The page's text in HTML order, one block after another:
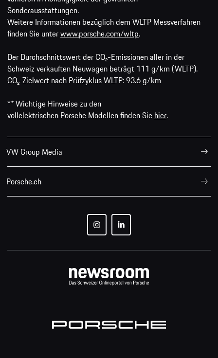
Sonderausstattungen.
Weitere Informationen bezüglich dem WLTP Messverfahren
finden Sie unterwww.porsche.com/wltp.
Der Durchschnittswert der CO₂-Emissionen aller in der
Schweiz verkauften Neuwagen beträgt 111 g/km (WLTP).
CO₂-Zielwert nach Prüfzyklus WLTP: 93.6 g/km
** Wichtige Hinweise zu den
vollelektrischen Porsche Modellen finden Sie hier.
VW Group Media
Porsche.ch